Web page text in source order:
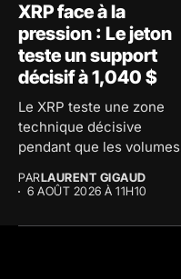
XRP face à la
pression : Le jeton
teste un support
décisif à 1,040 $
Le XRP teste une zone
technique décisive
pendant que les volumes
PARLAURENT GIGAUD
6 AOÛT 2026 À 11H10